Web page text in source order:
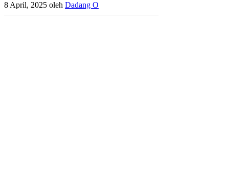
8 April, 2025 oleh Dadang O